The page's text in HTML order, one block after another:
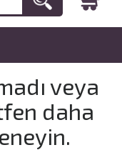
veya
daha